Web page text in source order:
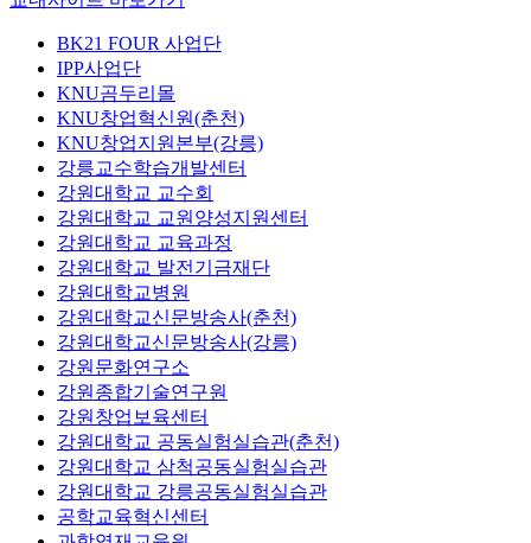
BK21 FOUR 사업단
IPP사업단
KNU곰두리몰
KNU창업혁신원(춘천)
KNU창업지원본부(강릉)
강릉교수학습개발센터
강원대학교 교수회
강원대학교 교원양성지원센터
강원대학교 교육과정
강원대학교 발전기금재단
강원대학교병원
강원대학교신문방송사(춘천)
강원대학교신문방송사(강릉)
강원문화연구소
강원종합기술연구원
강원창업보육센터
강원대학교 공동실험실습관(춘천)
강원대학교 삼척공동실험실습관
강원대학교 강릉공동실험실습관
공학교육혁신센터